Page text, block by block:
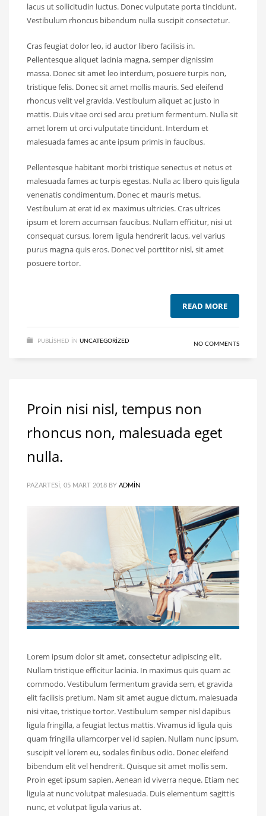
lacus ut sollicitudin luctus. Donec vulputate porta tincidunt.
Vestibulum rhoncus bibendum nulla suscipit consectetur.
Cras feugiat dolor leo, id auctor libero facilisis in.
Pellentesque aliquet lacinia magna, semper dignissim
massa. Donec sit amet leo interdum, posuere turpis non,
tristique felis. Donec sit amet mollis mauris. Sed eleifend
rhoncus velit vel gravida. Vestibulum aliquet ac justo in
mattis. Duis vitae orci sed arcu pretium fermentum. Nulla sit
amet lorem ut orci vulputate tincidunt. Interdum et
malesuada fames ac ante ipsum primis in faucibus.
Pellentesque habitant morbi tristique senectus et netus et
malesuada fames ac turpis egestas. Nulla ac libero quis ligula
venenatis condimentum. Donec et mauris metus.
Vestibulum at erat id ex maximus ultricies. Cras ultrices
ipsum et lorem accumsan faucibus. Nullam efficitur, nisi ut
consequat cursus, lorem ligula hendrerit lacus, vel varius
purus magna quis eros. Donec vel porttitor nisl, sit amet
posuere tortor.
READ MORE
PUBLISHED IN UNCATEGORIZED NO COMMENTS
Proin nisi nisl, tempus non
rhoncus non, malesuada eget
nulla.
PAZARTESI, 05 MART 2018 BY ADMIN
Lorem ipsum dolor sit amet, consectetur adipiscing elit.
Nullam tristique efficitur lacinia. In maximus quis quam ac
commodo. Vestibulum fermentum gravida sem, et gravida
elit facilisis pretium. Nam sit amet augue dictum, malesuada
nisi vitae, tristique tortor. Vestibulum semper nisl dapibus
ligula fringilla, a feugiat lectus mattis. Vivamus id ligula quis
quam fringilla ullamcorper vel id sapien. Nullam nunc ipsum,
suscipit vel lorem eu, sodales finibus odio. Donec eleifend
bibendum elit vel hendrerit. Quisque sit amet mollis sem.
Proin eget ipsum sapien. Aenean id viverra neque. Etiam nec
ligula at nunc volutpat malesuada. Duis elementum sagittis
nunc, et volutpat ligula varius at.